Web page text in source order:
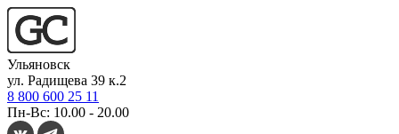
Ульяновск
ул. Радищева 39 к.2
8 800 600 25 11
Пн-Вс: 10.00 - 20.00